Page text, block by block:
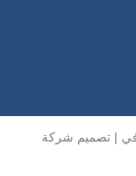
| تصميم شركة